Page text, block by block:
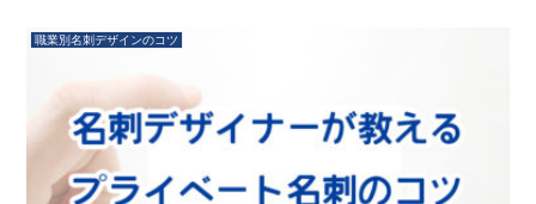
職業別名刺デザインのコツ